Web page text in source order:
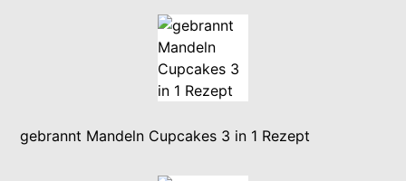
gebrannt Mandeln Cupcakes 3 in 1 Rezept